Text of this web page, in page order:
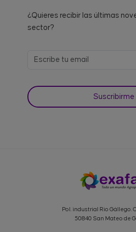
¿Quieres recibir las últimas
sector?
Pol. industrial Rio Gállego.
50840 San Mateo de